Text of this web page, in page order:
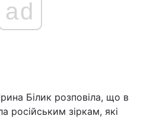
ad
Білик розповіла, що в
російським зіркам, які